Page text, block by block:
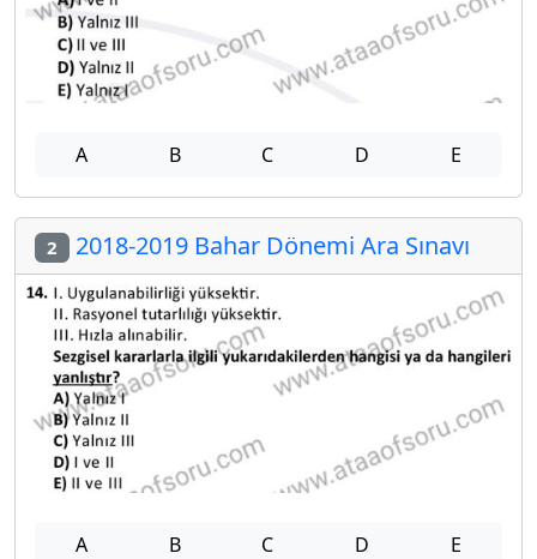
A B C D E
2 2018-2019 Bahar Dönemi Ara Sınavı
A B C D E